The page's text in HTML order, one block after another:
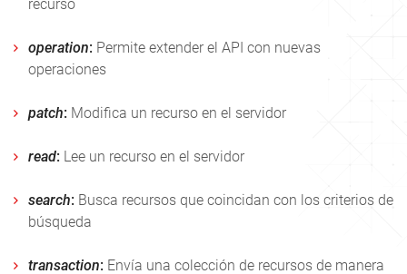
recurso
operation: Permite extender el API con nuevas
operaciones
patch: Modifica un recurso en el servidor
read: Lee un recurso en el servidor
search: Busca recursos que coincidan con los criterios de
búsqueda
transaction: Envía una colección de recursos de manera